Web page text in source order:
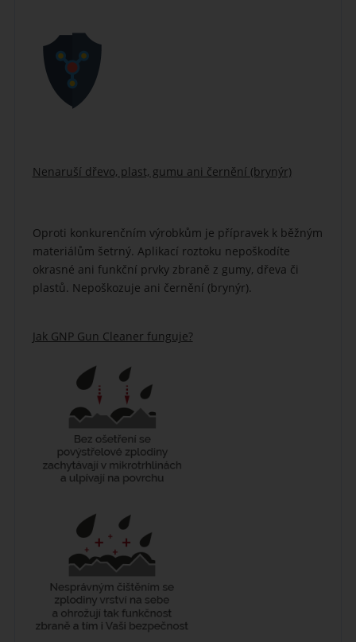
Nenaruší dřevo, plast, gumu ani černění (brynýr)
Oproti konkurenčním výrobkům je přípravek k běžným
materiálům šetrný. Aplikací roztoku nepoškodíte
okrasné ani funkční prvky zbraně z gumy, dřeva či
plastů. Nepoškozuje ani černění (brynýr).
Jak GNP Gun Cleaner funguje?